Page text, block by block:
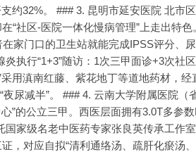
约32%。 ### 3. 昆明市延安医院 北市
“社区-医院一体化慢病管理”上走出特色
家门口的卫生站就能完成IPSS评分、
执行“1+3”随访：1次三甲面诊+3次社区
用滇南红藤、紫花地丁等道地药材，经
尿减半”。 ### 4. 云南大学附属医院（
”的公立三甲。西医层面拥有3.0T多参
家级名老中医药专家张良英传承工作
，对应自拟“清利通络汤、疏肝化瘀汤